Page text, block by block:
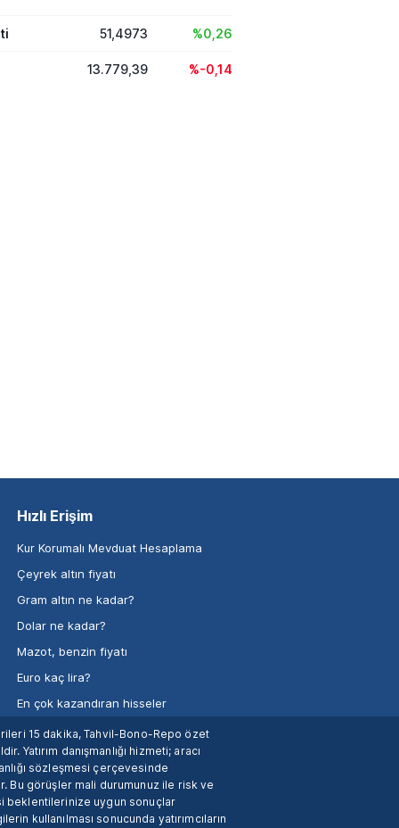
51,4973 %0,26
13.779,39 %-0,14
Hızlı Erişim
Kur Korumalı Mevduat Hesaplama
Çeyrek altın fiyatı
Gram altın ne kadar?
Dolar ne kadar?
Mazot, benzin fiyatı
Euro kaç lira?
En çok kazandıran hisseler
15 dakika, Tahvil-Bono-Repo özet
Yatırım danışmanlığı hizmeti; aracı
sözleşmesi çerçevesinde
Bu görüşler mali durumunuz ile risk ve
beklentilerinize uygun sonuçlar
kullanılması sonucunda yatırımcıların